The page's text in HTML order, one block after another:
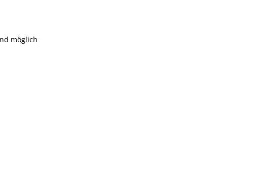
möglich